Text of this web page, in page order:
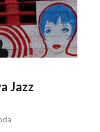
Jazz